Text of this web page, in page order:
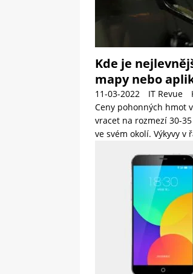
Kde je
mapy nebo
11-03-2022 IT Revue
Ceny pohonných hmot
vracet na rozmezí 30-
ve svém okolí. Výkyvy v